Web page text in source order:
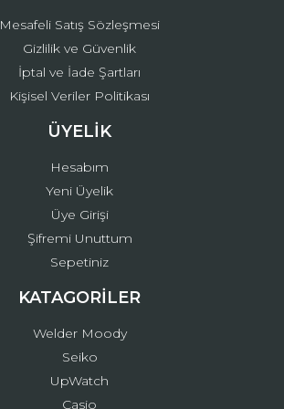
Mesafeli Satış Sözleşmesi
Gizlilik ve Güvenlik
İptal ve İade Şartları
Kişisel Veriler Politikası
ÜYELİK
Hesabım
Yeni Üyelik
Üye Girişi
Şifremi Unuttum
Sepetiniz
KATAGORİLER
Welder Moody
Seiko
UpWatch
Casio